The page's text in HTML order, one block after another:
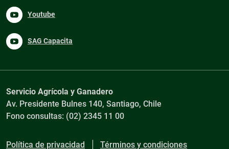
Youtube
SAG Capacita
Servicio Agrícola y Ganadero
Av. Presidente Bulnes 140, Santiago, Chile
Fono consultas: (02) 2345 11 00
Política de privacidad Términos y condiciones